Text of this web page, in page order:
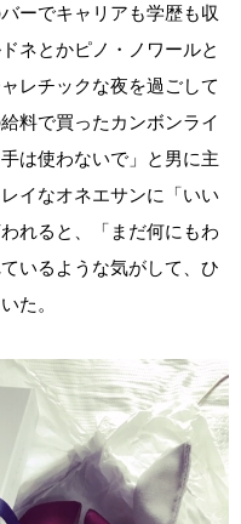
ーでキャリアも学歴も収
ネとかピノ・ノワールと
レチックな夜を過ごして
料で買ったカンボンライ
は使わないで」と男に主
イなオネエサンに「いい
れると、「まだ何にもわ
いるような気がして、ひ
た。